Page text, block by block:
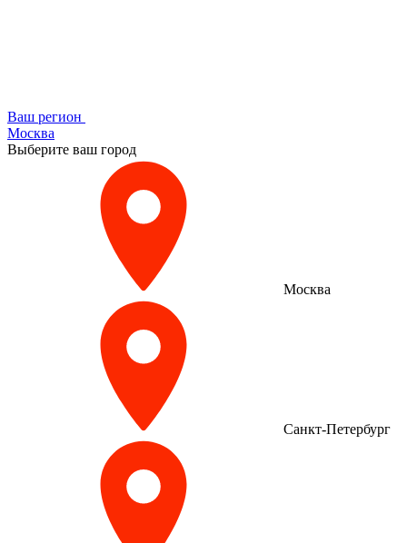
Ваш регион
Москва
Выберите ваш город
Москва
Санкт-Петербург